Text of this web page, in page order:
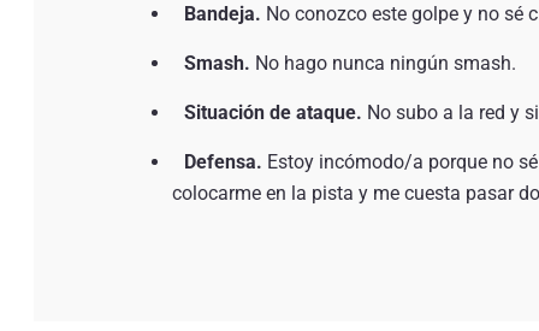
Bandeja. No conozco este golpe y no sé
Smash. No hago nunca ningún smash.
Situación de ataque. No subo a la red y
Defensa. Estoy incómodo/a porque no
colocarme en la pista y me cuesta pasar